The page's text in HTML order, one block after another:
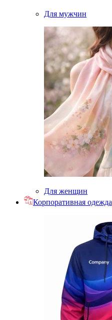
Для мужчин
Для женщин
Корпоративная одежда